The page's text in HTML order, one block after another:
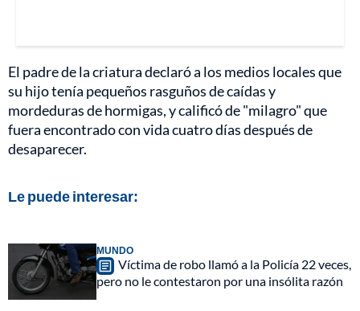
El padre de la criatura declaró a los medios locales que
su hijo tenía pequeños rasguños de caídas y
mordeduras de hormigas, y calificó de "milagro" que
fuera encontrado con vida cuatro días después de
desaparecer.
Le puede interesar:
MUNDO
Víctima de robo llamó a la Policía 22 veces,
pero no le contestaron por una insólita razón